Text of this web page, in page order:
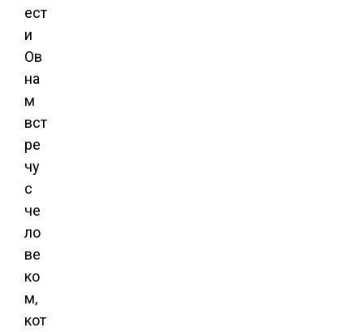
ест
и
Ов
на
м
вст
ре
чу
с
че
ло
ве
ко
м,
кот